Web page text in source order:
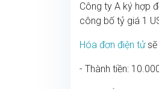
Công ty A ký hợp
công bố tỷ giá 1
Hóa đơn điện tửsẽ
- Thành tiền: